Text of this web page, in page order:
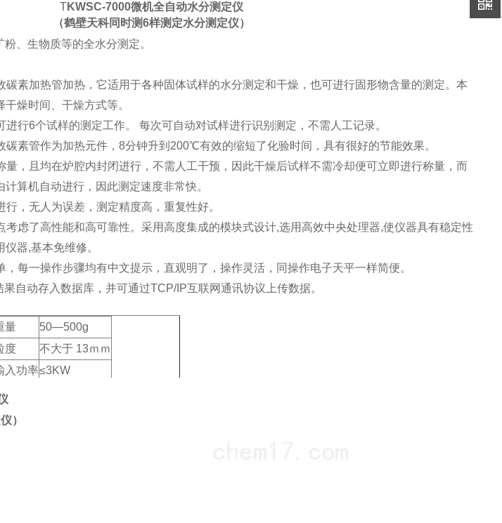
TKWSC-7000微机全自动水分测定仪
（鹤壁天科同时测6样测定水分测定仪）
、生物质等的全水分测定。
碳素加热管加热，它适用于各种固体试样的水分测定和干燥，也可进行固形物含量的测定。本
燥时间、干燥方式等。
行6个试样的测定工作。 每次可自动对试样进行识别测定，不需人工记录。
碳素管作为加热元件，8分钟升到200℃有效的缩短了化验时间，具有很好的节能效果。
量，且均在炉腔内封闭进行，不需人工干预，因此干燥后试样不需冷却便可立即进行称量，而
算机自动进行，因此测定速度非常快。
，无人为误差，测定精度高，重复性好。
考虑了高性能和高可靠性。采用高度集成的模块式设计,选用高效中央处理器,使仪器具有稳定性
器,基本免维修。
每一操作步骤均有中文提示，直观明了，操作灵活，同操作电子天平一样简便。
果自动存入数据库，并可通过TCP/IP互联网通讯协议上传数据。
量
50—500g
度
不大于 13ｍｍ
入功率≤3KW
）